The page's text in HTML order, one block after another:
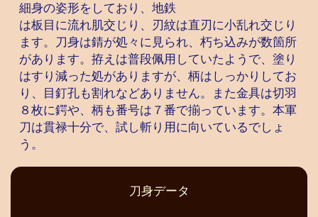
細身の姿形をしており、地鉄
は板目に流れ肌交じり、刃紋は直刃に小乱れ交じり
ます。刀身は錆が処々に見られ、朽ち込みが数箇所
があります。拵えは普段佩用していたようで、塗り
はすり減った処がありますが、柄はしっかりしてお
り、目釘孔も割れなどありません。また金具は切羽
８枚に鍔や、柄も番号は７番で揃っています。本軍
刀は貫禄十分で、試し斬り用に向いているでしょ
う。
刀身データ